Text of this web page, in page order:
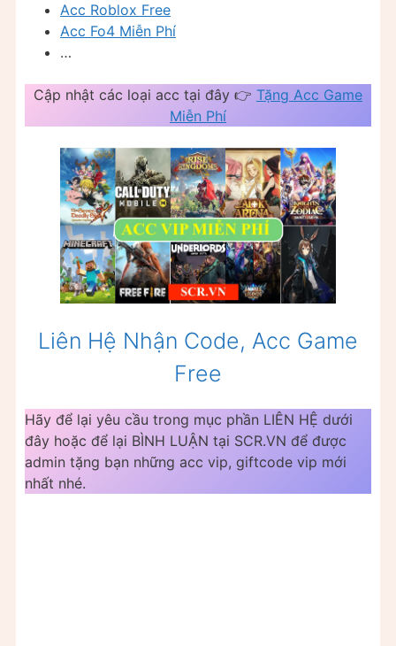
Acc Roblox Free
Acc Fo4 Miễn Phí
…
Cập nhật các loại acc tại đây 👉 Tặng Acc Game
Miễn Phí
Liên Hệ Nhận Code, Acc Game
Free
Hãy để lại yêu cầu trong mục phần LIÊN HỆ dưới
đây hoặc để lại BÌNH LUẬN tại SCR.VN để được
admin tặng bạn những acc vip, giftcode vip mới
nhất nhé.